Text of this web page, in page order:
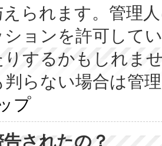
られます。管理
ョンを許可して
するかもしれま
判らない場合は管
プ
されたの？